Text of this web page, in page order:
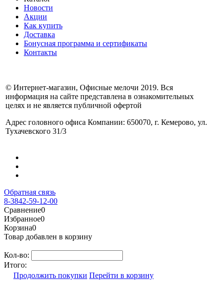
Новости
Акции
Как купить
Доставка
Бонусная программа и сертификаты
Контакты
© Интернет-магазин, Офисные мелочи 2019. Вся
информация на сайте представлена в ознакомительных
целях и не является публичной офертой
Адрес головного офиса Компании: 650070, г. Кемерово, ул.
Тухачевского 31/3
Обратная связь
8-3842-59-12-00
Сравнение0
Избранное0
Корзина0
Товар добавлен в корзину
Кол-во:
Итого:
Продолжить покупки Перейти в корзину